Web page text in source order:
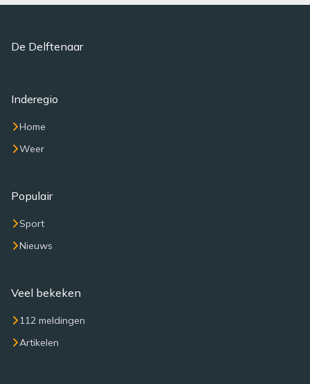
De Delftenaar
Inderegio
Home
Weer
Populair
Sport
Nieuws
Veel bekeken
112 meldingen
Artikelen